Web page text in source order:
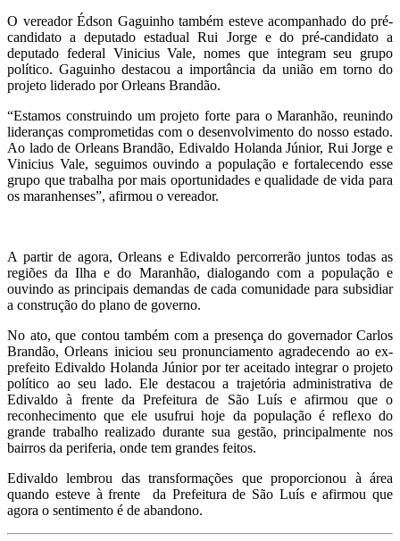
O vereador Édson Gaguinho também esteve acompanhado do pré-
candidato a deputado estadual Rui Jorge e do pré-candidato a
deputado federal Vinicius Vale, nomes que integram seu grupo
político. Gaguinho destacou a importância da união em torno do
projeto liderado por Orleans Brandão.
“Estamos construindo um projeto forte para o Maranhão, reunindo
lideranças comprometidas com o desenvolvimento do nosso estado.
Ao lado de Orleans Brandão, Edivaldo Holanda Júnior, Rui Jorge e
Vinicius Vale, seguimos ouvindo a população e fortalecendo esse
grupo que trabalha por mais oportunidades e qualidade de vida para
os maranhenses”, afirmou o vereador.
A partir de agora, Orleans e Edivaldo percorrerão juntos todas as
regiões da Ilha e do Maranhão, dialogando com a população e
ouvindo as principais demandas de cada comunidade para subsidiar
a construção do plano de governo.
No ato, que contou também com a presença do governador Carlos
Brandão, Orleans iniciou seu pronunciamento agradecendo ao ex-
prefeito Edivaldo Holanda Júnior por ter aceitado integrar o projeto
político ao seu lado. Ele destacou a trajetória administrativa de
Edivaldo à frente da Prefeitura de São Luís e afirmou que o
reconhecimento que ele usufrui hoje da população é reflexo do
grande trabalho realizado durante sua gestão, principalmente nos
bairros da periferia, onde tem grandes feitos.
Edivaldo lembrou das transformações que proporcionou à área
quando esteve à frente da Prefeitura de São Luís e afirmou que
agora o sentimento é de abandono.